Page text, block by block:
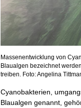
Massenentwicklung von
Blaualgen bezeichnet
treiben. Foto: Angelina
Cyanobakterien,
Blaualgen genannt,